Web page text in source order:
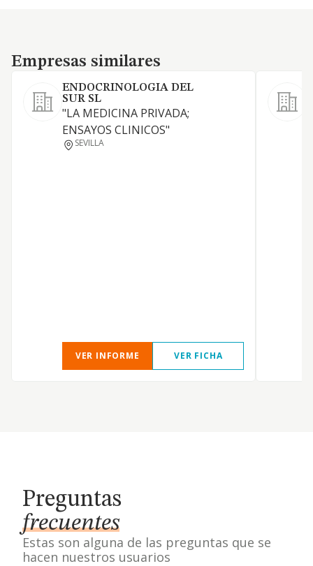
Empresas similares
Empresas similares
ENDOCRINOLOGIA DEL
SUR SL
"LA MEDICINA PRIVADA;
ENSAYOS CLINICOS"
SEVILLA
VER INFORME VER FICHA
Preguntas
frecuentes
Estas son alguna de las preguntas que se
hacen nuestros usuarios